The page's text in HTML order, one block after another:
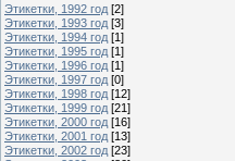
Этикетки, 1992 год [2]
Этикетки, 1993 год [3]
Этикетки, 1994 год [1]
Этикетки, 1995 год [1]
Этикетки, 1996 год [1]
Этикетки, 1997 год [0]
Этикетки, 1998 год [12]
Этикетки, 1999 год [21]
Этикетки, 2000 год [16]
Этикетки, 2001 год [13]
Этикетки, 2002 год [23]